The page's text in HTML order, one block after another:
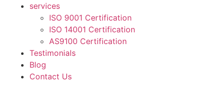
services
ISO 9001 Certification
ISO 14001 Certification
AS9100 Certification
Testimonials
Blog
Contact Us